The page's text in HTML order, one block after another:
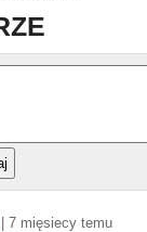
7 mięsiecy temu